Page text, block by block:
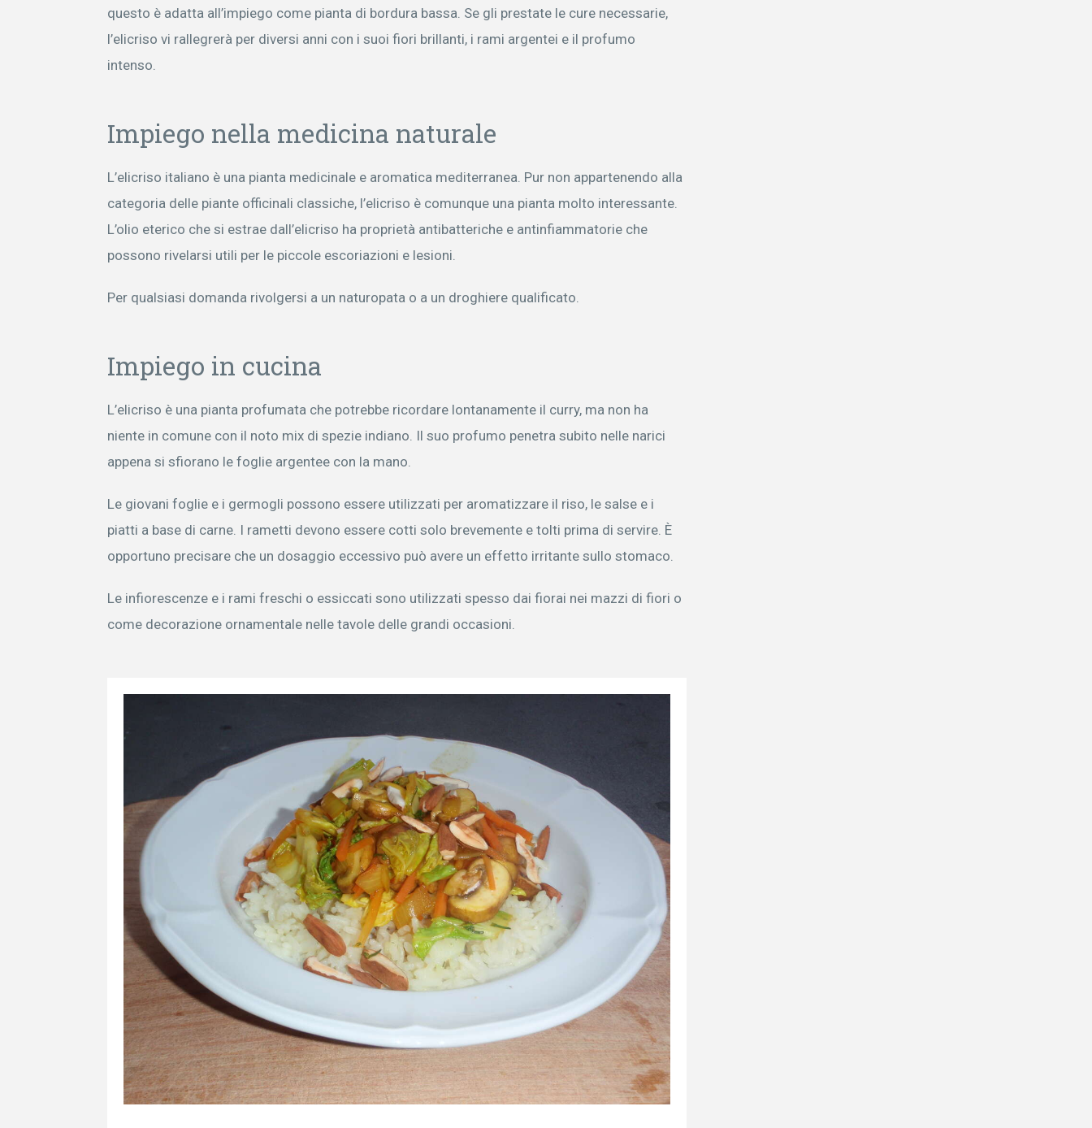
questo è adatta all’impiego come pianta di bordura bassa. Se gli prestate le cure necessarie,
l’elicriso vi rallegrerà per diversi anni con i suoi fiori brillanti, i rami argentei e il profumo
intenso.
Impiego nella medicina naturale
L’elicriso italiano è una pianta medicinale e aromatica mediterranea. Pur non appartenendo alla
categoria delle piante officinali classiche, l’elicriso è comunque una pianta molto interessante.
L’olio eterico che si estrae dall’elicriso ha proprietà antibatteriche e antinfiammatorie che
possono rivelarsi utili per le piccole escoriazioni e lesioni.
Per qualsiasi domanda rivolgersi a un naturopata o a un droghiere qualificato.
Impiego in cucina
L’elicriso è una pianta profumata che potrebbe ricordare lontanamente il curry, ma non ha
niente in comune con il noto mix di spezie indiano. Il suo profumo penetra subito nelle narici
appena si sfiorano le foglie argentee con la mano.
Le giovani foglie e i germogli possono essere utilizzati per aromatizzare il riso, le salse e i
piatti a base di carne. I rametti devono essere cotti solo brevemente e tolti prima di servire. È
opportuno precisare che un dosaggio eccessivo può avere un effetto irritante sullo stomaco.
Le infiorescenze e i rami freschi o essiccati sono utilizzati spesso dai fiorai nei mazzi di fiori o
come decorazione ornamentale nelle tavole delle grandi occasioni.